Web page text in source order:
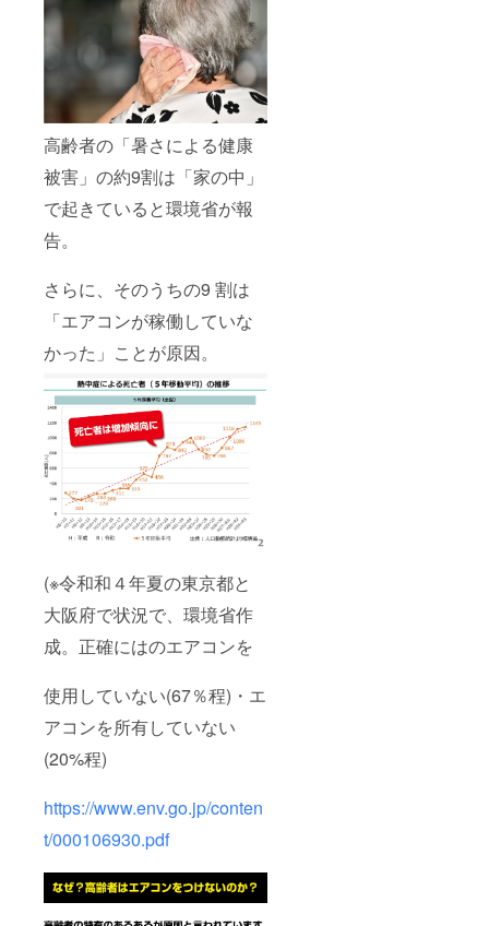
高齢者の「暑さによる健康
被害」の約9割は「家の中」
で起きていると環境省が報
告。
さらに、そのうちの9 割は
「エアコンが稼働していな
かった」ことが原因。
(※令和和４年夏の東京都と
大阪府で状況で、環境省作
成。正確にはのエアコンを
使用していない(67％程)・エ
アコンを所有していない
(20%程)
https://www.env.go.jp/conten
t/000106930.pdf